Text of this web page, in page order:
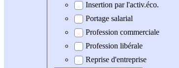
Insertion par l'activ.éco.
Portage salarial
Profession commerciale
Profession libérale
Reprise d'entreprise